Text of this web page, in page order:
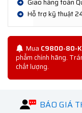
Giao hàng toàn
Hỗ trợ kỹ thuật
Mua C9800-80-
phẩm chính hãng.
chất lượng.
BÁO GIÁ